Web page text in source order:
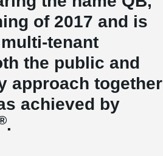
of 2017 and is
tenant
the public and
approach together
achieved by
.